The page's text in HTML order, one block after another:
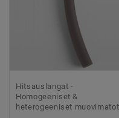
Hitsauslangat -
Homogeeniset &
heterogeeniset muovimatot